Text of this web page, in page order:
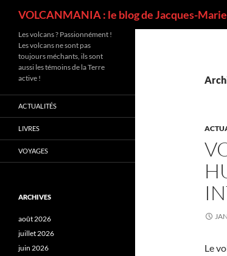
VOLCANMANIA : le blog de Jacques-
Le
Les volcans ? Passionnément !
Les volcans ne sont pas
toujours méchants, ils sont
aussi les témoins de la Terre
active !
ACTUALITÉS
LIVRES
VOYAGES
ARCHIVES
août 2026
juillet 2026
juin 2026